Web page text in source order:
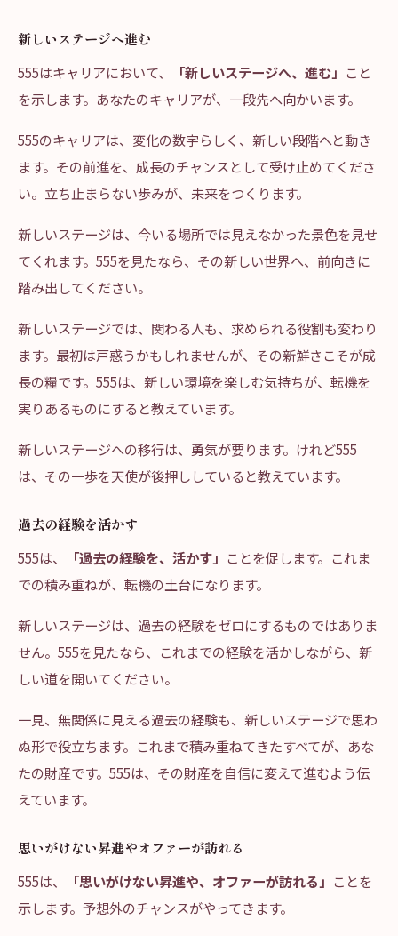
新しいステージへ進む
555はキャリアにおいて、
「新しいステージへ、進む」 こと
を示します。あなたのキャリアが、一段先へ向かいます。
555のキャリアは、変化の数字らしく、新しい段階へと動き
ます。その前進を、成長のチャンスとして受け止めてくださ
い。立ち止まらない歩みが、未来をつくります。
新しいステージは、今いる場所では見えなかった景色を見せ
てくれます。555を見たなら、その新しい世界へ、前向きに
踏み出してください。
新しいステージでは、関わる人も、求められる役割も変わり
ます。最初は戸惑うかもしれませんが、その新鮮さこそが成
長の糧です。555は、新しい環境を楽しむ気持ちが、転機を
実りあるものにすると教えています。
新しいステージへの移行は、勇気が要ります。けれど555
は、その一歩を天使が後押ししていると教えています。
過去の経験を活かす
555は、
「過去の経験を、活かす」 ことを促します。これま
での積み重ねが、転機の土台になります。
新しいステージは、過去の経験をゼロにするものではありま
せん。555を見たなら、これまでの経験を活かしながら、新
しい道を開いてください。
一見、無関係に見える過去の経験も、新しいステージで思わ
ぬ形で役立ちます。これまで積み重ねてきたすべてが、あな
たの財産です。555は、その財産を自信に変えて進むよう伝
えています。
思いがけない昇進やオファーが訪れる
555は、
「思いがけない昇進や、オファーが訪れる」 ことを
示します。予想外のチャンスがやってきます。